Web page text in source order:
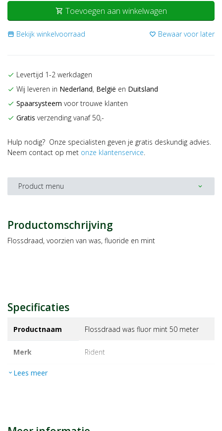
shopping_cart Toevoegen aan winkelwagen
storefront Bekijk winkelvoorraad favorite_border Bewaar voor later
check Levertijd 1-2 werkdagen
check Wij leveren in Nederland, België en Duitsland
check Spaarsysteem voor trouwe klanten
check Gratis verzending vanaf 50,-
Hulp nodig? Onze specialisten geven je gratis deskundig advies.
Neem contact op met onze klantenservice.
Product menu expand_more
Productomschrijving
Flossdraad, voorzien van was, fluoride en mint
Specificaties
Productnaam Flossdraad was fluor mint 50 meter
Merk rident
EAN
expand_more Lees meer